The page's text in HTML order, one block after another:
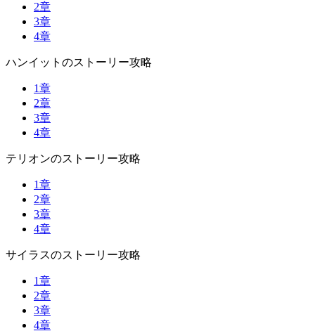
2章
3章
4章
ハンイットのストーリー攻略
1章
2章
3章
4章
テリオンのストーリー攻略
1章
2章
3章
4章
サイラスのストーリー攻略
1章
2章
3章
4章